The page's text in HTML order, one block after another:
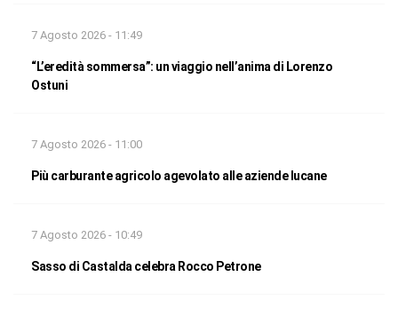
7 Agosto 2026 - 11:49
“L’eredità sommersa”: un viaggio nell’anima di Lorenzo
Ostuni
7 Agosto 2026 - 11:00
Più carburante agricolo agevolato alle aziende lucane
7 Agosto 2026 - 10:49
Sasso di Castalda celebra Rocco Petrone